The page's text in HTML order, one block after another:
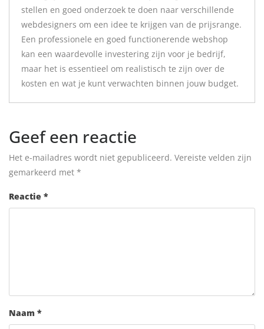
stellen en goed onderzoek te doen naar verschillende
webdesigners om een idee te krijgen van de prijsrange.
Een professionele en goed functionerende webshop
kan een waardevolle investering zijn voor je bedrijf,
maar het is essentieel om realistisch te zijn over de
kosten en wat je kunt verwachten binnen jouw budget.
Geef een reactie
Het e-mailadres wordt niet gepubliceerd. Vereiste velden zijn
gemarkeerd met *
Reactie *
Naam *